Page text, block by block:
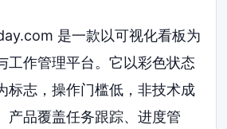
是一款以可视化看板为
工作管理平台。它以彩色状态
标志，操作门槛低，非技术成
产品覆盖任务跟踪、进度管